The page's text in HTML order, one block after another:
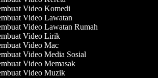
Video Komedi
Video Lawatan
Video Lawatan Rumah
Video Lirik
Video Mac
Video Media Sosial
Video Memasak
Video Muzik